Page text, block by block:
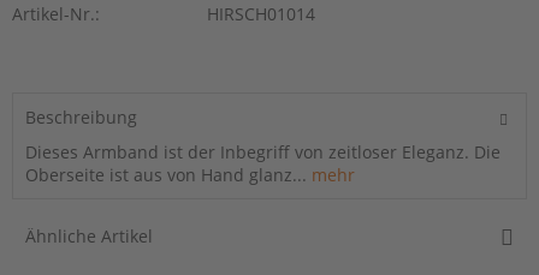
Artikel-Nr.: HIRSCH01014
Beschreibung
Dieses Armband ist der Inbegriff von zeitloser Eleganz. Die
Oberseite ist aus von Hand glanz... mehr
Ähnliche Artikel